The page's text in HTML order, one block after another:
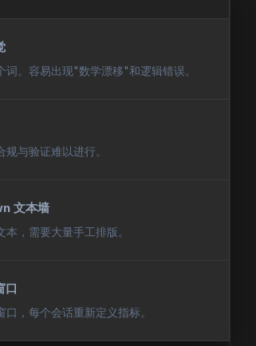
词。容易出现"数学漂移"和逻辑错误。
与验证难以进行。
文本墙
，需要大量手工排版。
口
口，每个会话重新定义指标。